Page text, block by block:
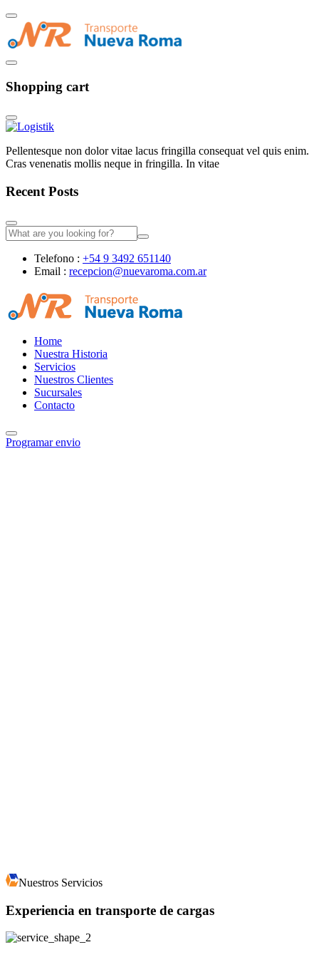
Shopping cart
Pellentesque non dolor vitae lacus fringilla consequat vel quis enim.
Cras venenatis mollis neque in fringilla. In vitae
Recent Posts
Telefono : +54 9 3492 651140
Email : recepcion@nuevaroma.com.ar
Home
Nuestra Historia
Servicios
Nuestros Clientes
Sucursales
Contacto
Programar envio
Nuestros Servicios
Experiencia en transporte de cargas